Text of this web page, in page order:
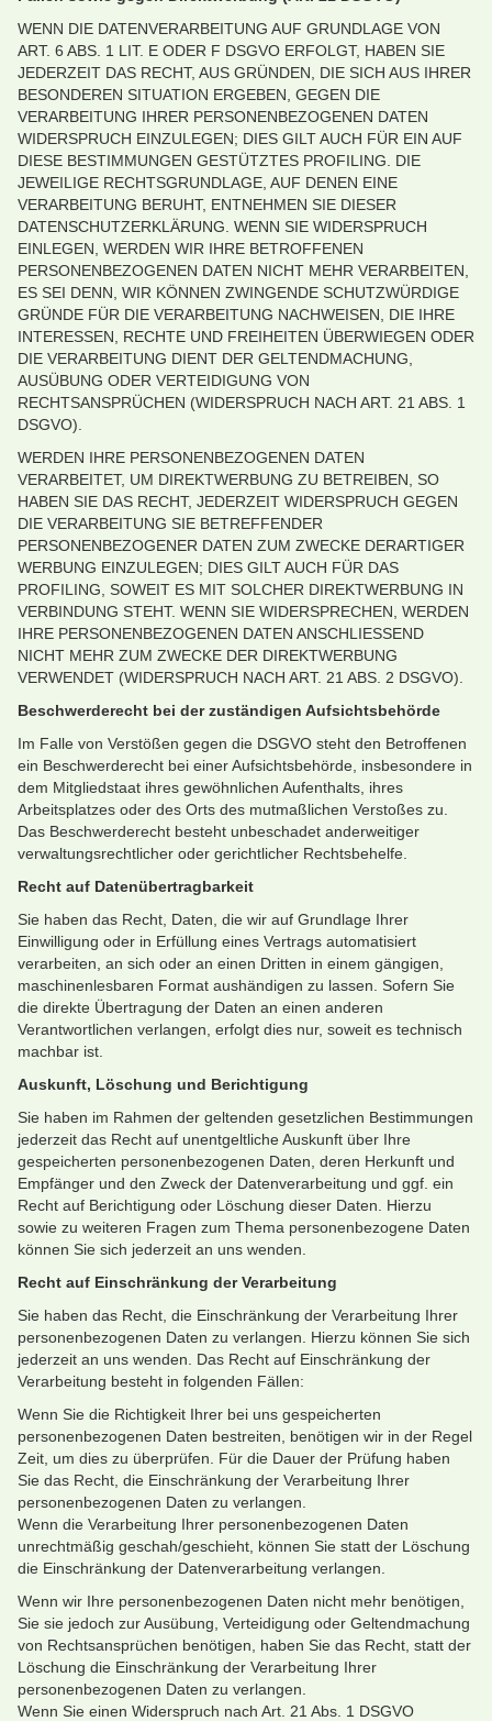
WENN DIE DATENVERARBEITUNG AUF GRUNDLAGE VON
ART. 6 ABS. 1 LIT. E ODER F DSGVO ERFOLGT, HABEN SIE
JEDERZEIT DAS RECHT, AUS GRÜNDEN, DIE SICH AUS IHRER
BESONDEREN SITUATION ERGEBEN, GEGEN DIE
VERARBEITUNG IHRER PERSONENBEZOGENEN DATEN
WIDERSPRUCH EINZULEGEN; DIES GILT AUCH FÜR EIN AUF
DIESE BESTIMMUNGEN GESTÜTZTES PROFILING. DIE
JEWEILIGE RECHTSGRUNDLAGE, AUF DENEN EINE
VERARBEITUNG BERUHT, ENTNEHMEN SIE DIESER
DATENSCHUTZERKLÄRUNG. WENN SIE WIDERSPRUCH
EINLEGEN, WERDEN WIR IHRE BETROFFENEN
PERSONENBEZOGENEN DATEN NICHT MEHR VERARBEITEN,
ES SEI DENN, WIR KÖNNEN ZWINGENDE SCHUTZWÜRDIGE
GRÜNDE FÜR DIE VERARBEITUNG NACHWEISEN, DIE IHRE
INTERESSEN, RECHTE UND FREIHEITEN ÜBERWIEGEN ODER
DIE VERARBEITUNG DIENT DER GELTENDMACHUNG,
AUSÜBUNG ODER VERTEIDIGUNG VON
RECHTSANSPRÜCHEN (WIDERSPRUCH NACH ART. 21 ABS. 1
DSGVO).
WERDEN IHRE PERSONENBEZOGENEN DATEN
VERARBEITET, UM DIREKTWERBUNG ZU BETREIBEN, SO
HABEN SIE DAS RECHT, JEDERZEIT WIDERSPRUCH GEGEN
DIE VERARBEITUNG SIE BETREFFENDER
PERSONENBEZOGENER DATEN ZUM ZWECKE DERARTIGER
WERBUNG EINZULEGEN; DIES GILT AUCH FÜR DAS
PROFILING, SOWEIT ES MIT SOLCHER DIREKTWERBUNG IN
VERBINDUNG STEHT. WENN SIE WIDERSPRECHEN, WERDEN
IHRE PERSONENBEZOGENEN DATEN ANSCHLIESSEND
NICHT MEHR ZUM ZWECKE DER DIREKTWERBUNG
VERWENDET (WIDERSPRUCH NACH ART. 21 ABS. 2 DSGVO).
Beschwerderecht bei der zuständigen Aufsichtsbehörde
Im Falle von Verstößen gegen die DSGVO steht den Betroffenen
ein Beschwerderecht bei einer Aufsichtsbehörde, insbesondere in
dem Mitgliedstaat ihres gewöhnlichen Aufenthalts, ihres
Arbeitsplatzes oder des Orts des mutmaßlichen Verstoßes zu.
Das Beschwerderecht besteht unbeschadet anderweitiger
verwaltungsrechtlicher oder gerichtlicher Rechtsbehelfe.
Recht auf Datenübertragbarkeit
Sie haben das Recht, Daten, die wir auf Grundlage Ihrer
Einwilligung oder in Erfüllung eines Vertrags automatisiert
verarbeiten, an sich oder an einen Dritten in einem gängigen,
maschinenlesbaren Format aushändigen zu lassen. Sofern Sie
die direkte Übertragung der Daten an einen anderen
Verantwortlichen verlangen, erfolgt dies nur, soweit es technisch
machbar ist.
Auskunft, Löschung und Berichtigung
Sie haben im Rahmen der geltenden gesetzlichen Bestimmungen
jederzeit das Recht auf unentgeltliche Auskunft über Ihre
gespeicherten personenbezogenen Daten, deren Herkunft und
Empfänger und den Zweck der Datenverarbeitung und ggf. ein
Recht auf Berichtigung oder Löschung dieser Daten. Hierzu
sowie zu weiteren Fragen zum Thema personenbezogene Daten
können Sie sich jederzeit an uns wenden.
Recht auf Einschränkung der Verarbeitung
Sie haben das Recht, die Einschränkung der Verarbeitung Ihrer
personenbezogenen Daten zu verlangen. Hierzu können Sie sich
jederzeit an uns wenden. Das Recht auf Einschränkung der
Verarbeitung besteht in folgenden Fällen:
Wenn Sie die Richtigkeit Ihrer bei uns gespeicherten
personenbezogenen Daten bestreiten, benötigen wir in der Regel
Zeit, um dies zu überprüfen. Für die Dauer der Prüfung haben
Sie das Recht, die Einschränkung der Verarbeitung Ihrer
personenbezogenen Daten zu verlangen.
Wenn die Verarbeitung Ihrer personenbezogenen Daten
unrechtmäßig geschah/geschieht, können Sie statt der Löschung
die Einschränkung der Datenverarbeitung verlangen.
Wenn wir Ihre personenbezogenen Daten nicht mehr benötigen,
Sie sie jedoch zur Ausübung, Verteidigung oder Geltendmachung
von Rechtsansprüchen benötigen, haben Sie das Recht, statt der
Löschung die Einschränkung der Verarbeitung Ihrer
personenbezogenen Daten zu verlangen.
Wenn Sie einen Widerspruch nach Art. 21 Abs. 1 DSGVO